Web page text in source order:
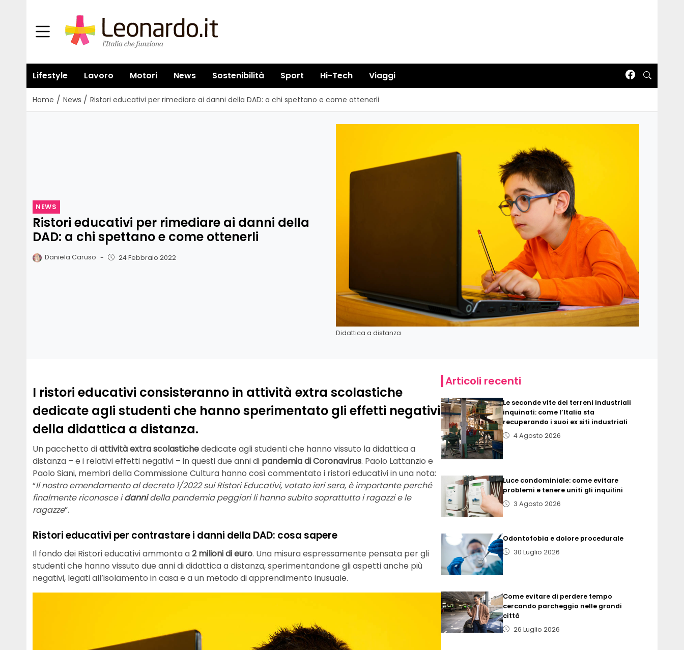
Lifestyle Lavoro Motori News Sostenibilità Sport Hi-Tech Viaggi
Home / News / Ristori educativi per rimediare ai danni della DAD: a chi spettano e come ottenerli
NEWS
Ristori educativi per rimediare ai danni della
DAD: a chi spettano e come ottenerli
Daniela Caruso - 24 Febbraio 2022
Didattica a distanza
I ristori educativi consisteranno in attività extra scolastiche
dedicate agli studenti che hanno sperimentato gli effetti negativi
della didattica a distanza.
Un pacchetto diattività extra scolastichededicate agli studenti che hanno vissuto la didattica a
distanza – e i relativi effetti negativi – in questi due anni di pandemia di Coronavirus. Paolo Lattanzio e
Paolo Siani, membri della Commissione Cultura hanno così commentato i ristori educativi in una nota:
“Il nostro emendamento al decreto 1/2022 sui Ristori Educativi, votato ieri sera, è importante perché
finalmente riconosce idannidella pandemia peggiori li hanno subito soprattutto i ragazzi e le
ragazze”.
Ristori educativi per contrastare i danni della DAD: cosa sapere
Il fondo dei Ristori educativi ammonta a2 milioni di euro. Una misura espressamente pensata per gli
studenti che hanno vissuto due anni di didattica a distanza, sperimentandone gli aspetti anche più
negativi, legati all’isolamento in casa e a un metodo di apprendimento inusuale.
Articoli recenti
Le seconde vite dei terreni industriali
inquinati: come l’Italia sta
recuperando i suoi ex siti industriali
4 Agosto 2026
Luce condominiale: come evitare
problemi e tenere uniti gli inquilini
3 Agosto 2026
Odontofobia e dolore procedurale
30 Luglio 2026
Come evitare di perdere tempo
cercando parcheggio nelle grandi
città
26 Luglio 2026